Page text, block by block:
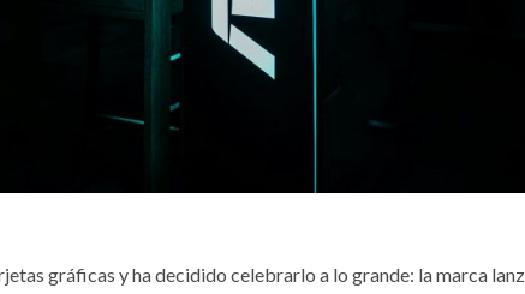
gráficas y ha decidido celebrarlo a lo grande: la marca